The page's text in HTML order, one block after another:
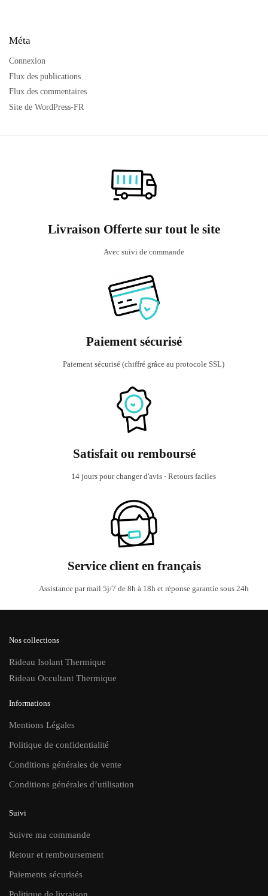
Méta
Connexion
Flux des publications
Flux des commentaires
Site de WordPress-FR
Livraison Offerte sur tout le site
Avec suivi de commande
Paiement sécurisé
Paiement sécurisé (chiffré grâce au protocole SSL)
Satisfait ou remboursé
14 jours pour changer d'avis - Retours faciles
Service client en français
Assistance par mail 5j/7 de 8h à 18h et réponse garantie sous 24h
Nos collections
Rideau Isolant Thermique
Rideau Occultant Thermique
Informations
Mentions Légales
Politique de confidentialité
Conditions générales de vente
Conditions générales d’utilisation
Suivi
Suivre ma commande
Retour et remboursement
Paiements sécurisés